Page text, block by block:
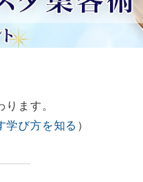
ます。
学び方を知る ）